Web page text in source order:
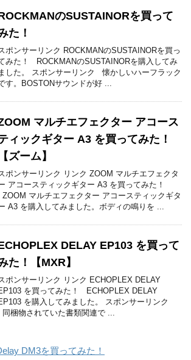
のSUSTAINORを買って
た！
ポンサーリンク ROCKMANのSUSTAINORを買っ
みた！ ROCKMANのSUSTAINORを購入してみ
した。 スポンサーリンク 懐かしいハーフラック
す。BOSTONサウンドが好 ...
マルチエフェクター アコース
ィックギター A3 を買ってみた！
【ズーム】
ポンサーリンク リンク ZOOM マルチエフェクタ
アコースティックギター A3 を買ってみた！
ZOOM マルチエフェクター アコースティックギタ
A3 を購入してみました。ボディの鳴りを ...
DELAY EP103 を買って
た！【MXR】
ポンサーリンク リンク ECHOPLEX DELAY
を買ってみた！ ECHOPLEX DELAY
を購入してみました。 スポンサーリンク
同梱物されていた書類関連で ...
DM3を買ってみた！